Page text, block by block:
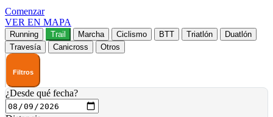
Comenzar
VER EN MAPA
Running Trail Marcha Ciclismo BTT Triatlón
Duatlón
Travesía
Canicross Otros
Filtros
¿Desde qué fecha?